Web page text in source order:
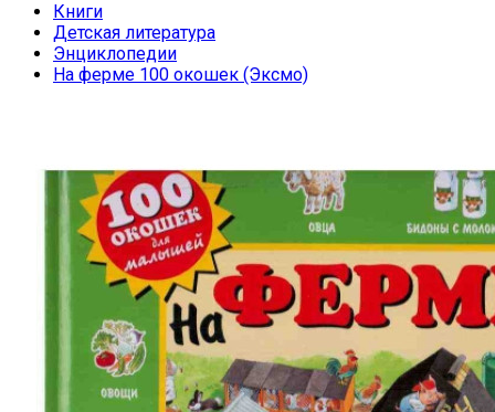
Книги
Детская литература
Энциклопедии
На ферме 100 окошек (Эксмо)